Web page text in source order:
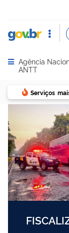
Abrir menu
Agência
ANTT
Serviços